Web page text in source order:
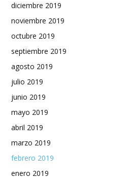
diciembre 2019
noviembre 2019
octubre 2019
septiembre 2019
agosto 2019
julio 2019
junio 2019
mayo 2019
abril 2019
marzo 2019
febrero 2019
enero 2019